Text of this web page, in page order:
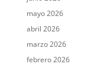
mayo 2026
abril 2026
marzo 2026
febrero 2026